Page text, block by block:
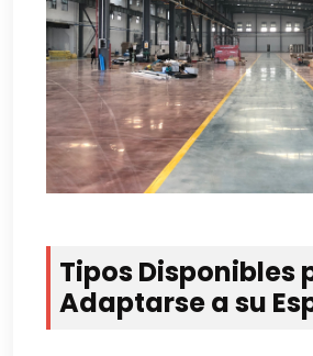
Tipos Disponibles
Adaptarse a su